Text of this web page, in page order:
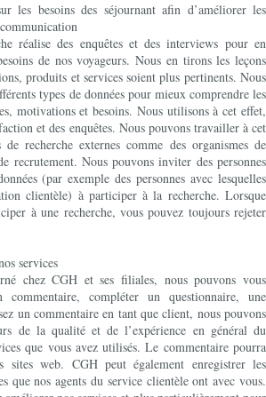
les besoins des séjournant afin d’améliorer les
réalise des enquêtes et des interviews pour en
de nos voyageurs. Nous en tirons les leçons
produits et services soient plus pertinents. Nous
types de données pour mieux comprendre les
motivations et besoins. Nous utilisons à cet effet,
et des enquêtes. Nous pouvons travailler à cet
recherche externes comme des organismes de
recrutement. Nous pouvons inviter des personnes
(par exemple des personnes avec lesquelles
clientèle) à participer à la recherche. Lorsque
à une recherche, vous pouvez toujours rejeter
services
chez CGH et ses filiales, nous pouvons vous
compléter un questionnaire, une
un commentaire en tant que client, nous pouvons
de la qualité et de l’expérience en général du
que vous avez utilisés. Le commentaire pourra
sites web. CGH peut également enregistrer les
que nos agents du service clientèle ont avec vous.